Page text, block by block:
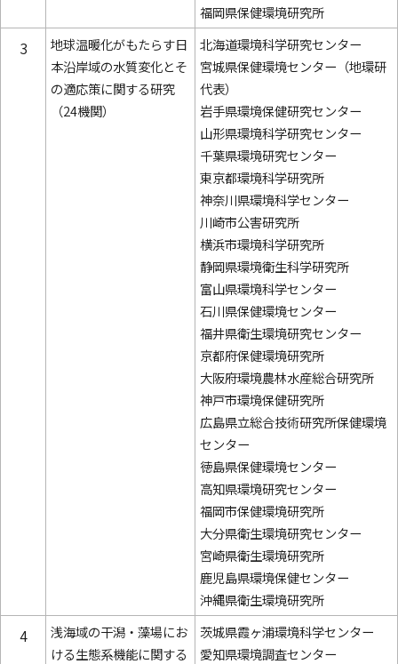
福岡県保健環境研究所
3
地球温暖化がもたらす日
本沿岸域の水質変化とそ
の適応策に関する研究
（24機関）
北海道環境科学研究センター
宮城県保健環境センター（地環研
代表）
岩手県環境保健研究センター
山形県環境科学研究センター
千葉県環境研究センター
東京都環境科学研究所
神奈川県環境科学センター
川崎市公害研究所
横浜市環境科学研究所
静岡県環境衛生科学研究所
富山県環境科学センター
石川県保健環境センター
福井県衛生環境研究センター
京都府保健環境研究所
大阪府環境農林水産総合研究所
神戸市環境保健研究所
広島県立総合技術研究所保健環境
センター
徳島県保健環境センター
高知県環境研究センター
福岡市保健環境研究所
大分県衛生環境研究センター
宮崎県衛生環境研究所
鹿児島県環境保健センター
沖縄県衛生環境研究所
4
浅海域の干潟・藻場にお
ける生態系機能に関する
茨城県霞ヶ浦環境科学センター
愛知県環境調査センター